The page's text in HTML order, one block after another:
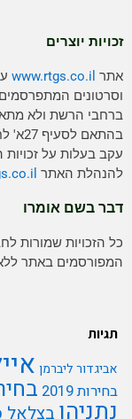
זכויות יוצרים
אתר www.rtgs.co.il
וסרטונים
ברחבי הרשת ולא
עקב בעלות על זכויות
להנהלת האתר
דבר בשם אומרו
כל הזכויות שמורות
המפורסמים באתר
תגיות
אביגדור ליברמן
בחירות 2019
נתניהובצלאל